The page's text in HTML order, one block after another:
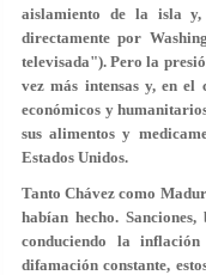
aislamiento de la isla
directamente por
televisada"). Pero la
vez más intensas y, en el
económicos y
sus alimentos y
Estados Unidos.
Tanto Chávez como
habían hecho.
conduciendo la
difamación constante,